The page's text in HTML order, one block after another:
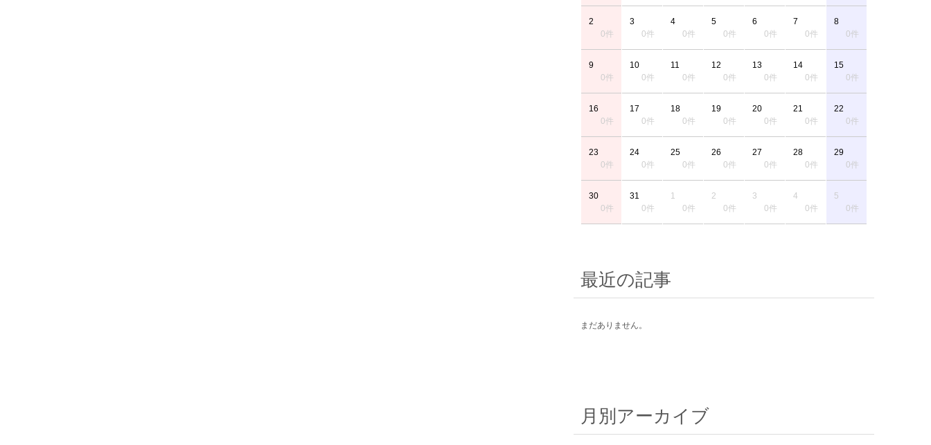
2
0件
3
0件
4
0件
5
0件
6
0件
7
0件
8
0件
9
0件
10
0件
11
0件
12
0件
13
0件
14
0件
15
0件
16
0件
17
0件
18
0件
19
0件
20
0件
21
0件
22
0件
23
0件
24
0件
25
0件
26
0件
27
0件
28
0件
29
0件
30
0件
31
0件
1
0件
2
0件
3
0件
4
0件
5
0件
最近の記事
まだありません。
月別アーカイブ